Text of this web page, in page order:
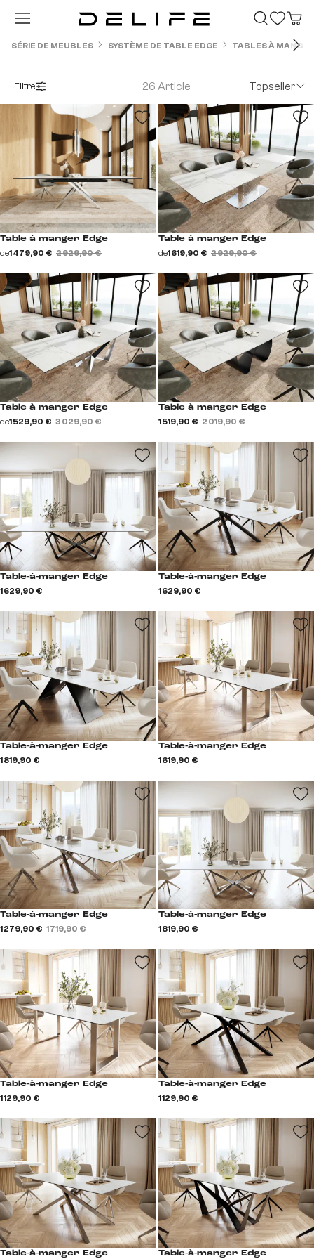
Passer au contenu principal
SÉRIE DE MEUBLES SYSTÈME DE TABLE EDGE TABLES À
Filtre 26 Article Topseller
Table à manger Edge
de1 479,90 € 2 929,90 €
Table à manger Edge
de1 619,90 € 2 929,90 €
Table à manger Edge
de1 529,90 € 3 029,90 €
Table à manger Edge
1 519,90 € 2 019,90 €
Table-à-manger Edge
1 629,90 €
Table-à-manger Edge
1 629,90 €
Table-à-manger Edge
1 819,90 €
Table-à-manger Edge
1 619,90 €
Table-à-manger Edge
1 279,90 € 1 719,90 €
Table-à-manger Edge
1 819,90 €
Table-à-manger Edge
1 129,90 €
Table-à-manger Edge
1 129,90 €
Table-à-manger Edge Table-à-manger Edge